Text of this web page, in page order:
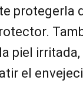
protegerla
piel
el